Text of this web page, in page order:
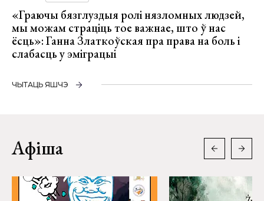
«Граючы бязглуздыя ролі нязломных людзей,
мы можам страціць тое важнае, што ў нас
ёсць»: Ганна Златкоўская пра права на боль і
слабасць у эміграцыі
ЧЫТАЦЬ ЯШЧЭ
Афіша